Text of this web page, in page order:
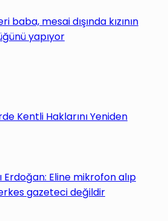
baba, mesai dışında kızının
yapıyor
Kentli Haklarını Yeniden
Erdoğan: Eline mikrofon alıp
gazeteci değildir